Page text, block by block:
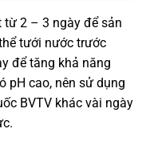
2 – 3 ngày để sản
tưới nước trước
để tăng khả năng
pH cao, nên sử dụng
BVTV khác vài ngày